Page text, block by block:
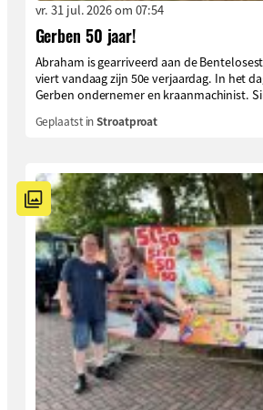
vr. 31 jul. 2026 om 07:54
Gerben 50 jaar!
Abraham is gearriveerd aan de
viert vandaag zijn 50e verjaardag. In het
Gerben ondernemer en kraanmachinist.
Geplaatst inStroatproat